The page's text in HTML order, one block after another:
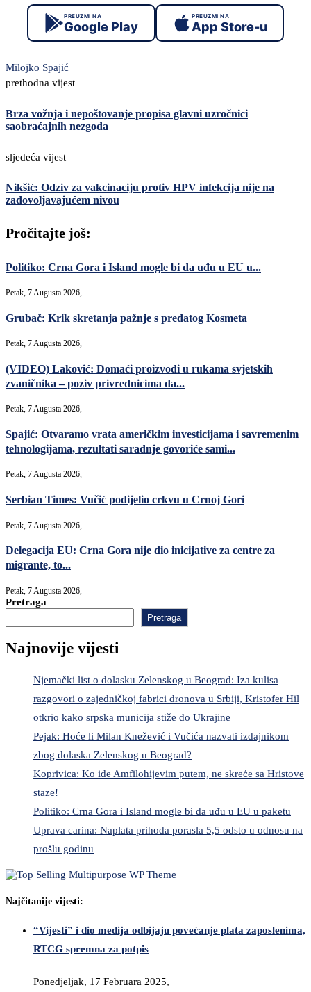
PREUZMI NA
Google Play
PREUZMI NA
App Store-u
Milojko Spajić
prethodna vijest
Brza vožnja i nepoštovanje propisa glavni uzročnici
saobraćajnih nezgoda
sljedeća vijest
Nikšić: Odziv za vakcinaciju protiv HPV infekcija nije na
zadovoljavajućem nivou
Pročitajte još:
Politiko: Crna Gora i Island mogle bi da uđu u EU u...
Petak, 7 Augusta 2026,
Grubač: Krik skretanja pažnje s predatog Kosmeta
Petak, 7 Augusta 2026,
(VIDEO) Laković: Domaći proizvodi u rukama svjetskih
zvaničnika – poziv privrednicima da...
Petak, 7 Augusta 2026,
Spajić: Otvaramo vrata američkim investicijama i savremenim
tehnologijama, rezultati saradnje govoriće sami...
Petak, 7 Augusta 2026,
Serbian Times: Vučić podijelio crkvu u Crnoj Gori
Petak, 7 Augusta 2026,
Delegacija EU: Crna Gora nije dio inicijative za centre za
migrante, to...
Petak, 7 Augusta 2026,
Pretraga
Pretraga
Najnovije vijesti
Njemački list o dolasku Zelenskog u Beograd: Iza kulisa
razgovori o zajedničkoj fabrici dronova u Srbiji, Kristofer Hil
otkrio kako srpska municija stiže do Ukrajine
Pejak: Hoće li Milan Knežević i Vučića nazvati izdajnikom
zbog dolaska Zelenskog u Beograd?
Koprivica: Ko ide Amfilohijevim putem, ne skreće sa Hristove
staze!
Politiko: Crna Gora i Island mogle bi da uđu u EU u paketu
Uprava carina: Naplata prihoda porasla 5,5 odsto u odnosu na
prošlu godinu
Najčitanije vijesti:
“Vijesti” i dio medija odbijaju povećanje plata zaposlenima,
RTCG spremna za potpis
Ponedjeljak, 17 Februara 2025,